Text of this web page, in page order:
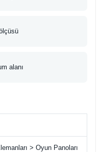
alanı
> Oyun Panoları